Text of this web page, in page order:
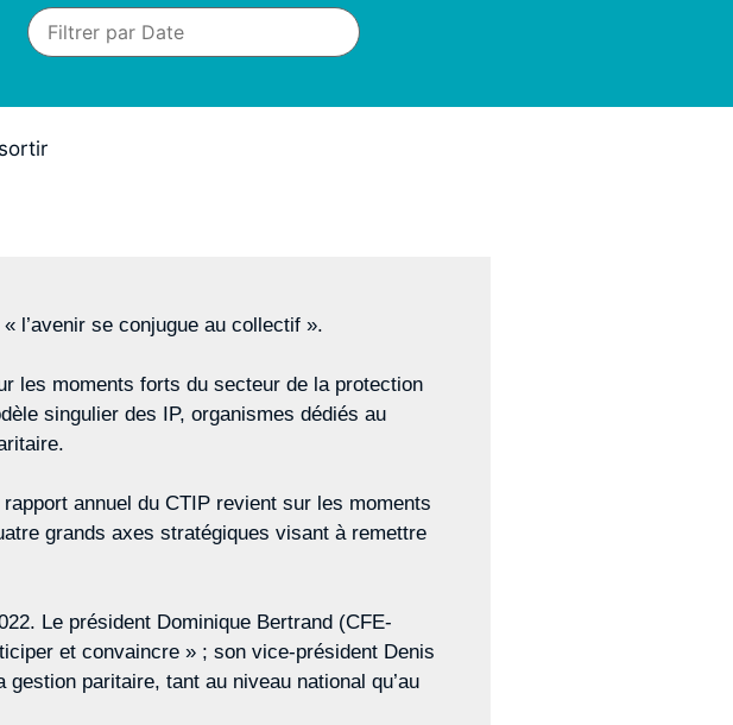
l’avenir se conjugue au collectif ».
les moments forts du secteur de la protection
singulier des IP, organismes dédiés au
annuel du CTIP revient sur les moments
grands axes stratégiques visant à remettre
Le président Dominique Bertrand (CFE-
et convaincre » ; son vice-président Denis
paritaire, tant au niveau national qu’au